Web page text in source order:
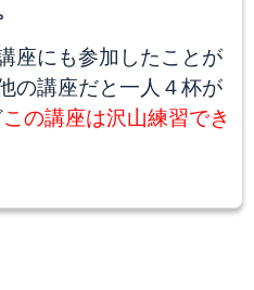
座にも参加したことが
の講座だと一人４杯が
この講座は沢山練習でき